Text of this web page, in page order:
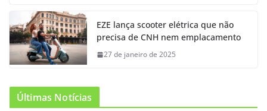
EZE lança scooter elétrica que não
precisa de CNH nem emplacamento
27 de janeiro de 2025
Últimas Notícias